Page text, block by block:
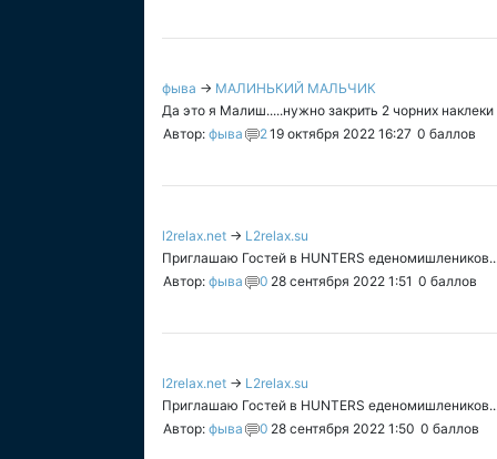
фыва → МАЛИНЬКИЙ МАЛЬЧИК
Да это я Малиш.....нужно закрить 2 чорних
Автор: фыва 219 октября 2022 16:27 0 баллов
l2relax.net → L2relax.su
Приглашаю Гостей в HUNTERS
Автор: фыва 0 28 сентября 2022 1:51 0 баллов
l2relax.net → L2relax.su
Приглашаю Гостей в HUNTERS
Автор: фыва 0 28 сентября 2022 1:50 0 баллов